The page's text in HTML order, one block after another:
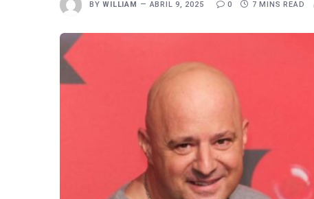
BY WILLIAM ABRIL 9, 2025 0 7 MINS READ